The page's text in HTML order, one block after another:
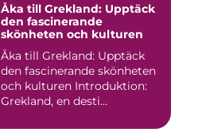
Åka till Grekland: Upptäck
den fascinerande
skönheten och kulturen
Åka till Grekland: Upptäck
den fascinerande skönheten
och kulturen Introduktion:
Grekland, en desti...